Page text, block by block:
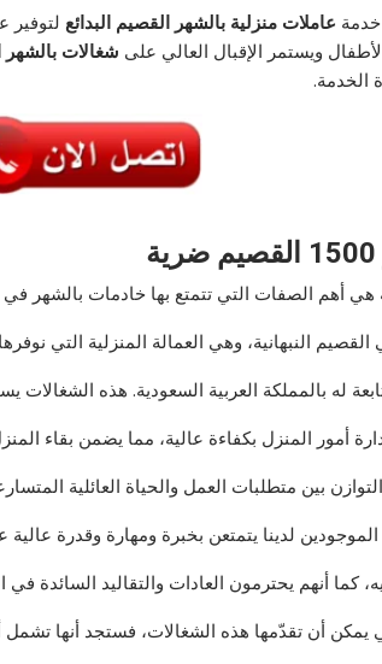
خدمة عاملات منزلية بالشهر القصيم البدائع لتوفير
ويستمر الإقبال العالي على شغالات
الخدمة.
هي أهم الصفات التي تتمتع بها خادمات بالشهر في
النبهانية، وهي العمالة المنزلية التي
له بالمملكة العربية السعودية. هذه
أمور المنزل بكفاءة عالية، مما يضمن بقاء
بين متطلبات العمل والحياة العائلية
لدينا يتمتعن بخبرة ومهارة وقدرة
كما أنهم يحترمون العادات والتقاليد السائدة في
يمكن أن تقدّمها هذه الشغالات، فستجد أنها تشمل